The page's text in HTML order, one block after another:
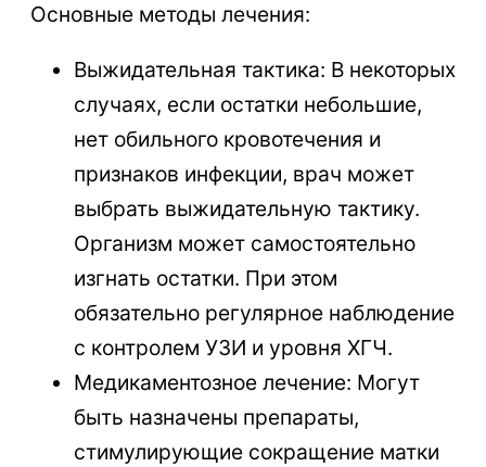
Основные методы лечения:
Выжидательная тактика: В некоторых
случаях, если остатки небольшие,
нет обильного кровотечения и
признаков инфекции, врач может
выбрать выжидательную тактику.
Организм может самостоятельно
изгнать остатки. При этом
обязательно регулярное наблюдение
с контролем УЗИ и уровня ХГЧ.
Медикаментозное лечение: Могут
быть назначены препараты,
стимулирующие сокращение матки